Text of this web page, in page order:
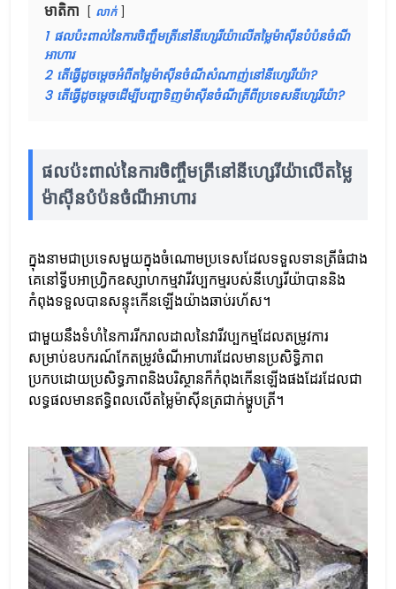
មាតិកា លាក់
1 ផលប៉ះពាល់នៃការចិញ្ចឹមត្រីនៅនីហ្សេរីយ៉ាលើតម្លៃម៉ាស៊ីនបំប៉នចំណី
អាហារ
2 តើធ្វើដូចម្តេចអំពីតម្លៃម៉ាស៊ីនចំណីសំណាញ់នៅនីហ្សេរីយ៉ា?
3 តើធ្វើដូចម្តេចដើម្បីបញ្ជាទិញម៉ាស៊ីនចំណីត្រីពីប្រទេសនីហ្សេរីយ៉ា?
ផលប៉ះពាល់នៃការចិញ្ចឹមត្រីនៅនីហ្សេរីយ៉ាលើតម្លៃ
ម៉ាស៊ីនបំប៉នចំណីអាហារ
ក្នុងនាមជាប្រទេសមួយក្នុងចំណោមប្រទេសដែលទទួលទានត្រីធំជាង
គេនៅទ្វីបអាហ្វ្រិកឧស្សាហកម្មវារីវប្បកម្មរបស់នីហ្សេរីយ៉ាបាននិង
កំពុងទទួលបានសន្ទុះកើនឡើងយ៉ាងឆាប់រហ័ស។
ជាមួយនឹងទំហំនៃការរីករាលដាលនៃវារីវប្បកម្មដែលតម្រូវការ
សម្រាប់ឧបករណ៍កែតម្រូវចំណីអាហារដែលមានប្រសិទ្ធិភាព
ប្រកបដោយប្រសិទ្ធភាពនិងបរិស្ថានក៏កំពុងកើនឡើងផងដែរដែលជា
លទ្ធផលមានឥទ្ធិពលលើតម្លៃម៉ាស៊ីនត្រជាក់ម្ហូបត្រី។